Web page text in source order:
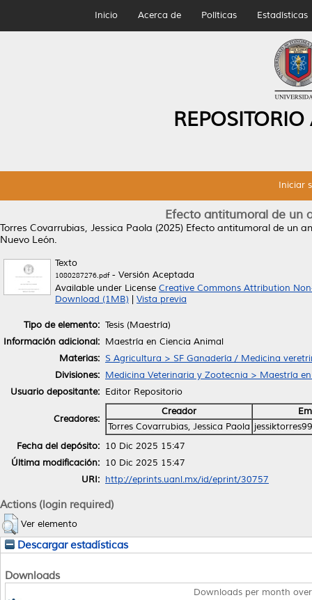
Inicio Acerca de Políticas Estadísticas
Iniciar
Efecto antitumoral de un
Torres Covarrubias, Jessica Paola (2025) Efecto antitumoral de un
Nuevo León.
Texto
1080287276.pdf- Versión Aceptada
Available under License Creative Commons Attribution
Download (1MB)
Vista previa
Tipo de elemento: Tesis (Maestría)
Información adicional: Maestría en Ciencia Animal
Materias: S Agricultura > SF Ganadería / Medicina
Divisiones: Medicina Veterinaria y Zootecnia > Maestría
Usuario depositante: Editor Repositorio
Creadores:
Creador
Torres Covarrubias, Jessica Paola
Fecha del depósito: 10 Dic 2025 15:47
Última modificación: 10 Dic 2025 15:47
URI: http://eprints.uanl.mx/id/eprint/30757
Actions (login required)
Ver elemento
Descargar estadísticas
Downloads
Downloads per month